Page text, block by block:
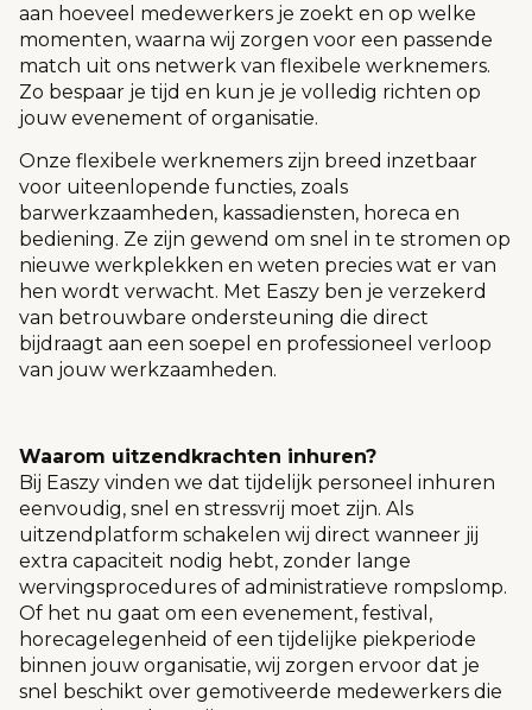
aan hoeveel medewerkers je zoekt en op welke
momenten, waarna wij zorgen voor een passende
match uit ons netwerk van flexibele werknemers.
Zo bespaar je tijd en kun je je volledig richten op
jouw evenement of organisatie.
Onze flexibele werknemers zijn breed inzetbaar
voor uiteenlopende functies, zoals
barwerkzaamheden, kassadiensten, horeca en
bediening. Ze zijn gewend om snel in te stromen op
nieuwe werkplekken en weten precies wat er van
hen wordt verwacht. Met Easzy ben je verzekerd
van betrouwbare ondersteuning die direct
bijdraagt aan een soepel en professioneel verloop
van jouw werkzaamheden.
Waarom uitzendkrachten inhuren?
Bij Easzy vinden we dat tijdelijk personeel inhuren
eenvoudig, snel en stressvrij moet zijn. Als
uitzendplatform schakelen wij direct wanneer jij
extra capaciteit nodig hebt, zonder lange
wervingsprocedures of administratieve rompslomp.
Of het nu gaat om een evenement, festival,
horecagelegenheid of een tijdelijke piekperiode
binnen jouw organisatie, wij zorgen ervoor dat je
snel beschikt over gemotiveerde medewerkers die